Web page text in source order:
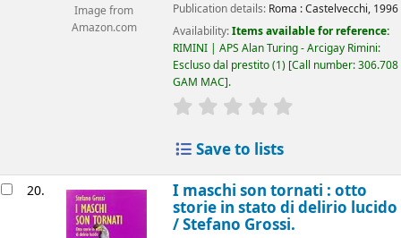
Image from
Amazon.com
Publication details: Roma :Castelvecchi, 1996
Availability:Items available for reference:
RIMINI | APS Alan Turing - Arcigay Rimini:
Escluso dal prestito(1) Call number:306.708
GAM MAC .
star rating
Save to lists
20. I maschi son tornati : otto
storie in stato di delirio lucido
/Stefano Grossi.